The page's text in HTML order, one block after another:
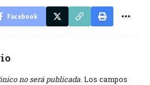
Facebook
no será publicada. Los campos